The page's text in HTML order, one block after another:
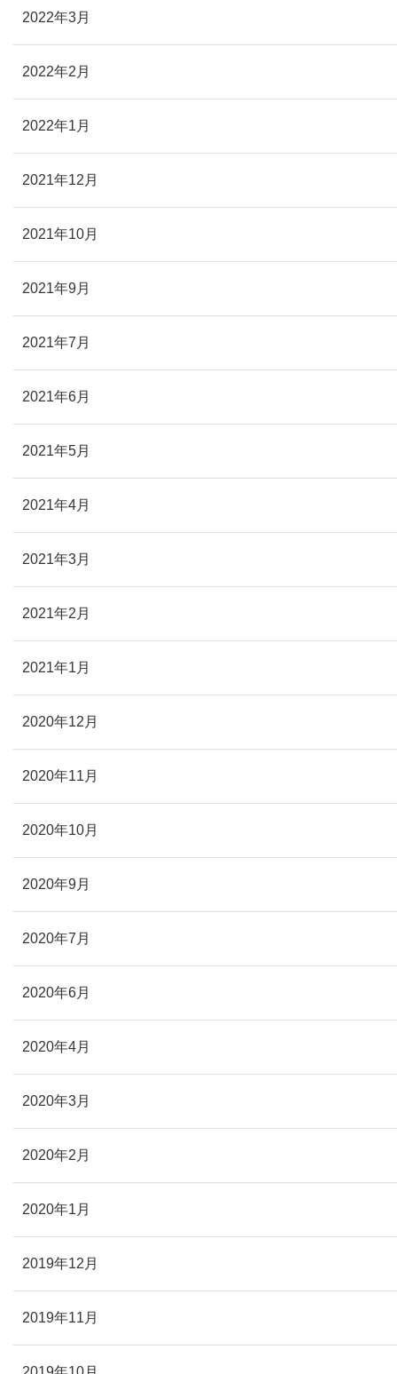
2022年3月
2022年2月
2022年1月
2021年12月
2021年10月
2021年9月
2021年7月
2021年6月
2021年5月
2021年4月
2021年3月
2021年2月
2021年1月
2020年12月
2020年11月
2020年10月
2020年9月
2020年7月
2020年6月
2020年4月
2020年3月
2020年2月
2020年1月
2019年12月
2019年11月